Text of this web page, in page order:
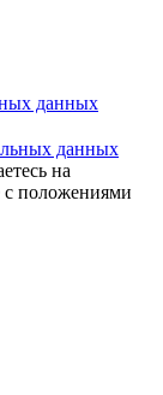
данных
данных
на
с положениями